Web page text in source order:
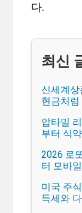
다.
신세계
현금처럼
압타밀
부터 식
2026 로
터 모바
미국 주
득세와